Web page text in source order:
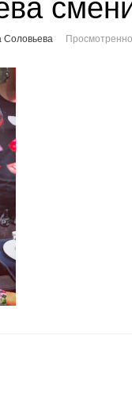
Соловьева